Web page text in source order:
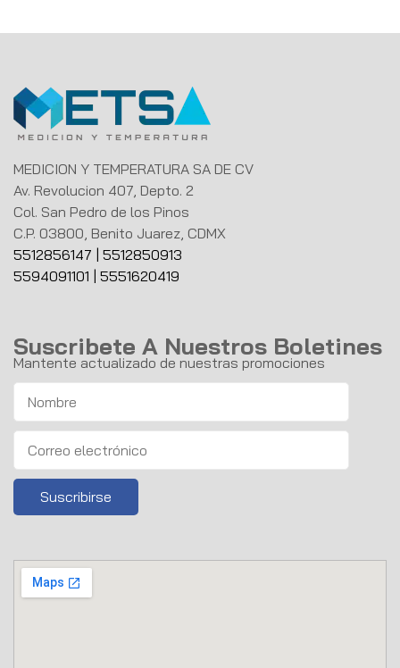
MEDICION Y TEMPERATURA SA DE CV
Av. Revolucion 407, Depto. 2
Col. San Pedro de los Pinos
C.P. 03800, Benito Juarez, CDMX
5512856147
5512850913
5594091101
5551620419
Suscribete A Nuestros Boletines
Mantente actualizado de nuestras promociones